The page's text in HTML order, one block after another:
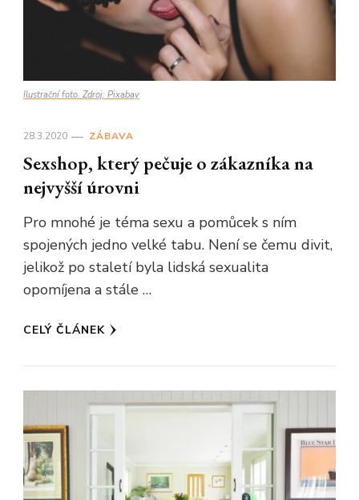
Ilustrační foto. Zdroj: Pixabay
28.3.2020 ZÁBAVA
Sexshop, který pečuje o zákazníka na
nejvyšší úrovni
Pro mnohé je téma sexu a pomůcek s ním
spojených jedno velké tabu. Není se čemu divit,
jelikož po staletí byla lidská sexualita
opomíjena a stále …
CELÝ ČLÁNEK